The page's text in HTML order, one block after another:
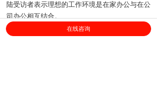
陆受访者表示理想的工作环境是在家办公与在公
司办公相互结合。
在线咨询